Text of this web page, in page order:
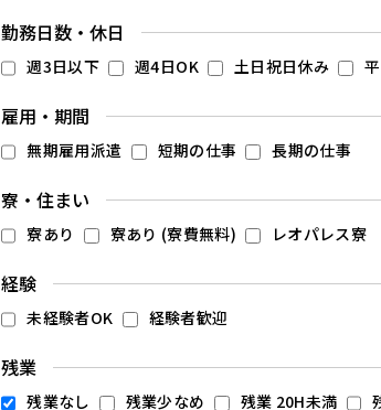
勤務日数・休日
週3日以下 週4日OK 土日祝日休み
雇用・期間
無期雇用派遣 短期の仕事 長期の仕事
寮・住まい
寮あり 寮あり (寮費無料) レオパレス寮
経験
未経験者OK 経験者歓迎
残業
残業なし 残業少なめ 残業 20H未満